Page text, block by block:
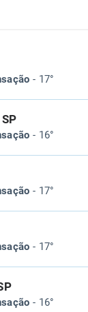
- 17°
- 16°
- 17°
- 17°
- 16°